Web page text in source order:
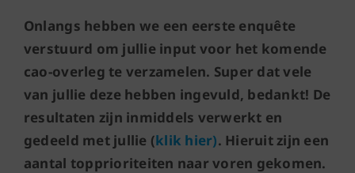
Word lid!
Onlangs hebben we een eerste enquête
verstuurd om jullie input voor het komende
cao-overleg te verzamelen. Super dat vele
van jullie deze hebben ingevuld, bedankt! De
resultaten zijn inmiddels verwerkt en
gedeeld met jullie (klik hier). Hieruit zijn een
aantal topprioriteiten naar voren gekomen.